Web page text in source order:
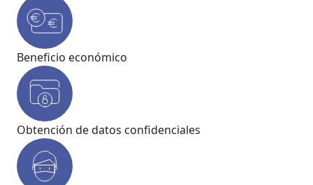
Beneficio económico
Obtención de datos confidenciales